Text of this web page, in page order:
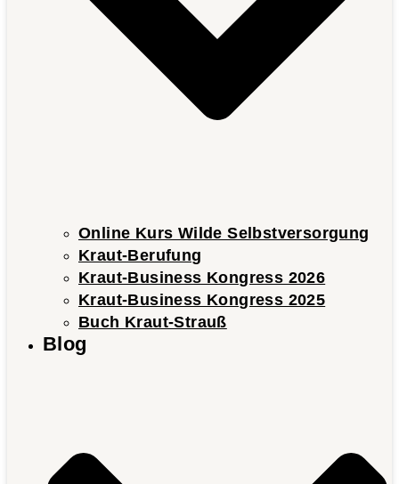
Online Kurs Wilde Selbstversorgung
Kraut-Berufung
Kraut-Business Kongress 2026
Kraut-Business Kongress 2025
Buch Kraut-Strauß
Blog